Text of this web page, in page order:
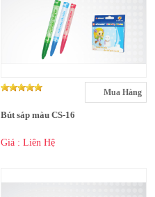
Mua Hàng
Bút sáp màu CS-16
Giá : Liên Hệ